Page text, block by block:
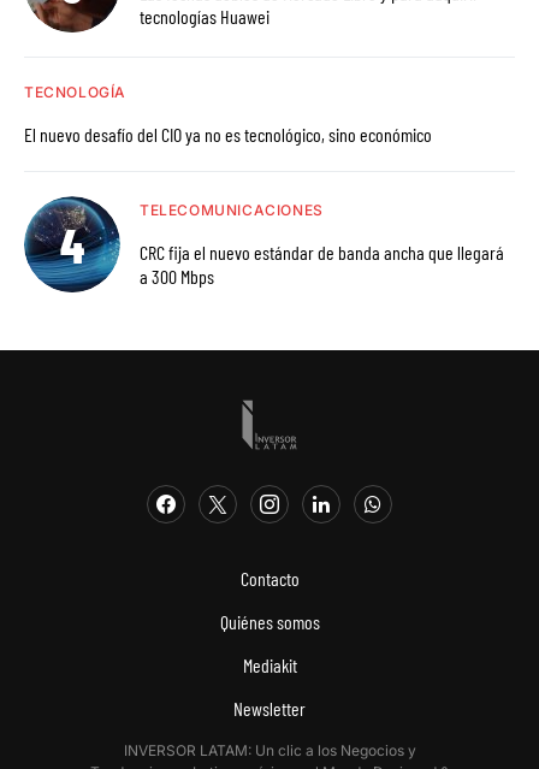
tecnologías Huawei
TECNOLOGÍA
El nuevo desafío del CIO ya no es tecnológico, sino económico
TELECOMUNICACIONES
CRC fija el nuevo estándar de banda ancha que llegará
a 300 Mbps
Contacto
Quiénes somos
Mediakit
Newsletter
INVERSOR LATAM: Un clic a los Negocios y